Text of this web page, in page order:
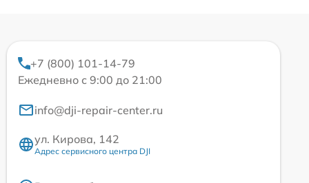
+7 (800) 101-14-79
Ежедневно с 9:00 до 21:00
info@dji-repair-center.ru
ул. Кирова, 142
Адрес сервисного центра DJI